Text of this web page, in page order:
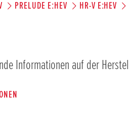
PRELUDE E:HEV HR-V E:HEV
Informationen auf der